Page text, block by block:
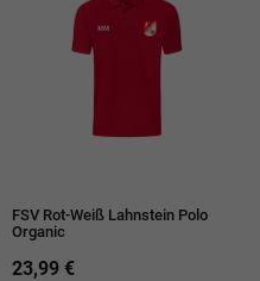
FSV Rot-Weiß Lahnstein Polo
Organic
23,99 €